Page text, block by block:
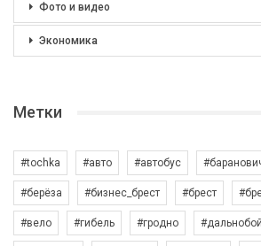
Фото и видео
Экономика
Метки
#tochka #авто #автобус
#берёза #бизнес_брест #брест
#вело #гибель #гродно